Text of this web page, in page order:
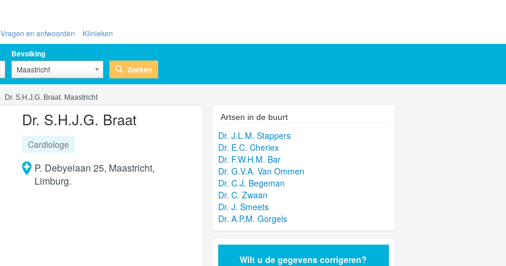
Vragen en antwoorden Klinieken
Bevolking
Maastricht Zoeken
Dr. S.H.J.G. Braat. Maastricht
Dr. S.H.J.G. Braat
Cardiologe
P. Debyelaan 25, Maastricht,
Limburg.
Artsen in de buurt
Dr. J.L.M. Stappers
Dr. E.C. Cheriex
Dr. F.W.H.M. Bar
Dr. G.V.A. Van Ommen
Dr. C.J. Begeman
Dr. C. Zwaan
Dr. J. Smeets
Dr. A.P.M. Gorgels
Wilt u de gegevens corrigeren?